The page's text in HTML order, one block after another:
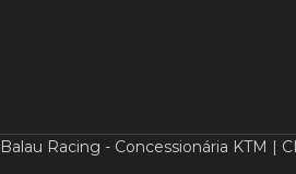
Balau Racing - Concessionária KTM |